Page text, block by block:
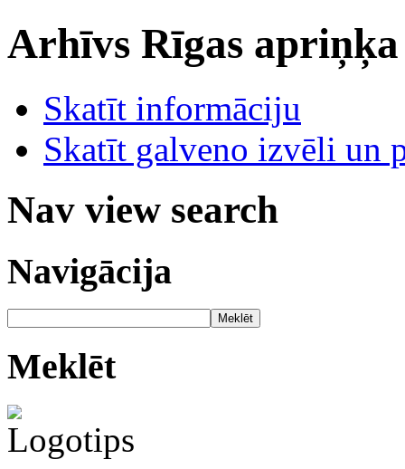
Arhīvs Rīgas
Skatīt informāciju
Skatīt galveno izvēli un
Nav view search
Navigācija
Meklēt
Meklēt